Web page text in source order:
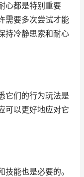
心都是特别重要
需要多次尝试才能
持冷静思索和耐心
它们的行为玩法是
可以更好地应对它
能也是必要的。